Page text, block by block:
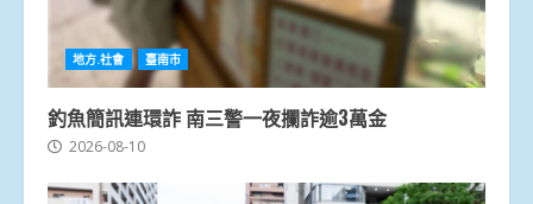
地方.社會 臺南市
釣魚簡訊連環詐 南三警一夜攔詐逾3萬金
2026-08-10